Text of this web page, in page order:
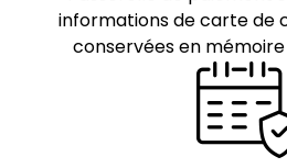
informations de carte de
conservées en